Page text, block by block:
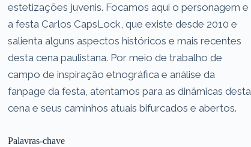
estetizações juvenis. Focamos aqui o personagem e
a festa Carlos CapsLock, que existe desde 2010 e
salienta alguns aspectos históricos e mais recentes
desta cena paulistana. Por meio de trabalho de
campo de inspiração etnográfica e análise da
fanpage da festa, atentamos para as dinâmicas desta
cena e seus caminhos atuais bifurcados e abertos.
Palavras-chave